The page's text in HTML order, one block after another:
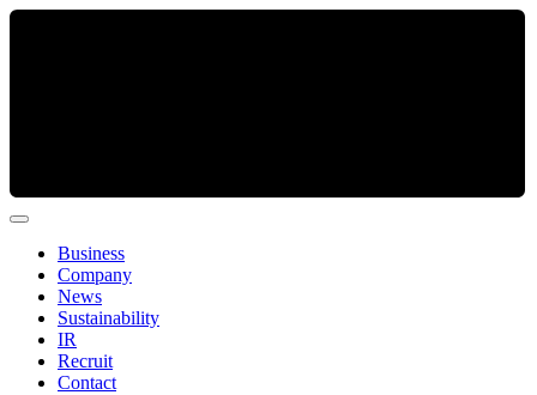
Business
Company
News
Sustainability
IR
Recruit
Contact